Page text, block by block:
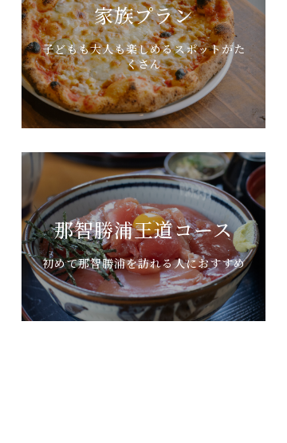
家族プラン
子どもも大人も楽しめるスポットがた
くさん
那智勝浦王道コース
初めて那智勝浦を訪れる人におすすめ